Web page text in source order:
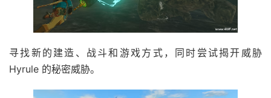
寻找新的建造、战斗和游戏方式，同时尝试揭开威胁
Hyrule 的秘密威胁。